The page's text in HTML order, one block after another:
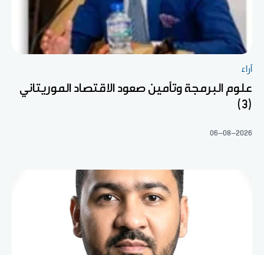
آراء
علوم البرمجة وتأمين صعود الاقتصاد الموريتاني
(3)
06-08-2026